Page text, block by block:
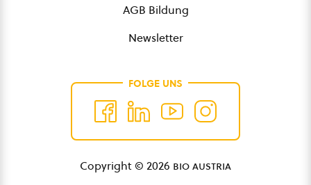
AGB Bildung
Newsletter
FOLGE UNS
Copyright © 2026 bio austria